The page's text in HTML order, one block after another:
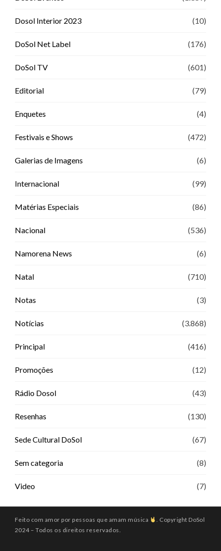
Dosol Interior 2023 (10)
DoSol Net Label (176)
DoSol TV (601)
Editorial (79)
Enquetes (4)
Festivais e Shows (472)
Galerias de Imagens (6)
Internacional (99)
Matérias Especiais (86)
Nacional (536)
Namorena News (6)
Natal (710)
Notas (3)
Notícias (3.868)
Principal (416)
Promoções (12)
Rádio Dosol (43)
Resenhas (130)
Sede Cultural DoSol (67)
Sem categoria (8)
Video (7)
Feito com amor por pessoas que amam música
. Copyright DoSol
2024 – Todos os direitos reservados.